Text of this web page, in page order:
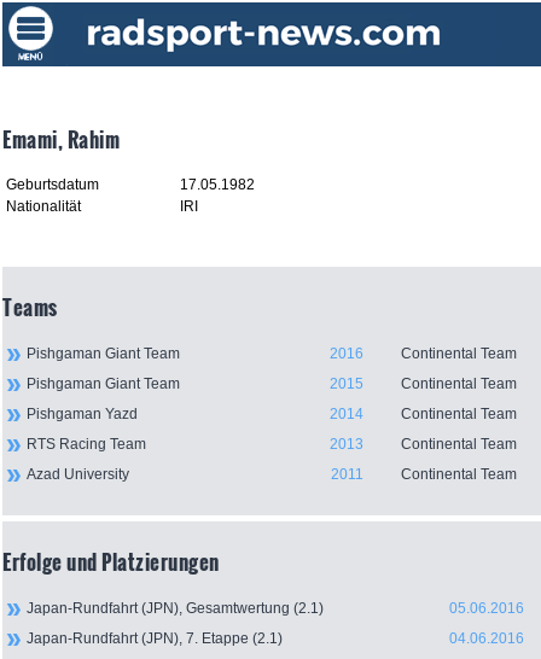
Emami, Rahim
Geburtsdatum
17.05.1982
Nationalität
IRI
Teams
Pishgaman Giant Team 2016
Continental Team
Pishgaman Giant Team
2015
Continental Team
Pishgaman Yazd
2014
Continental Team
RTS Racing Team
2013
Continental Team
Azad University
2011 Continental Team
Erfolge und Platzierungen
Japan-Rundfahrt (JPN), Gesamtwertung (2.1)
05.06.2016
Japan-Rundfahrt (JPN), 7. Etappe (2.1)
04.06.2016